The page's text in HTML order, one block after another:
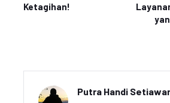
Ketagihan!
Putra Handi